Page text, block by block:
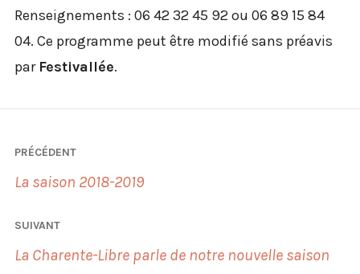
Renseignements : 06 42 32 45 92 ou 06 89 15 84
04. Ce programme peut être modifié sans préavis
par Festivallée.
Navigation
de
PRÉCÉDENT
La saison 2018-2019
SUIVANT
La Charente-Libre parle de notre nouvelle saison